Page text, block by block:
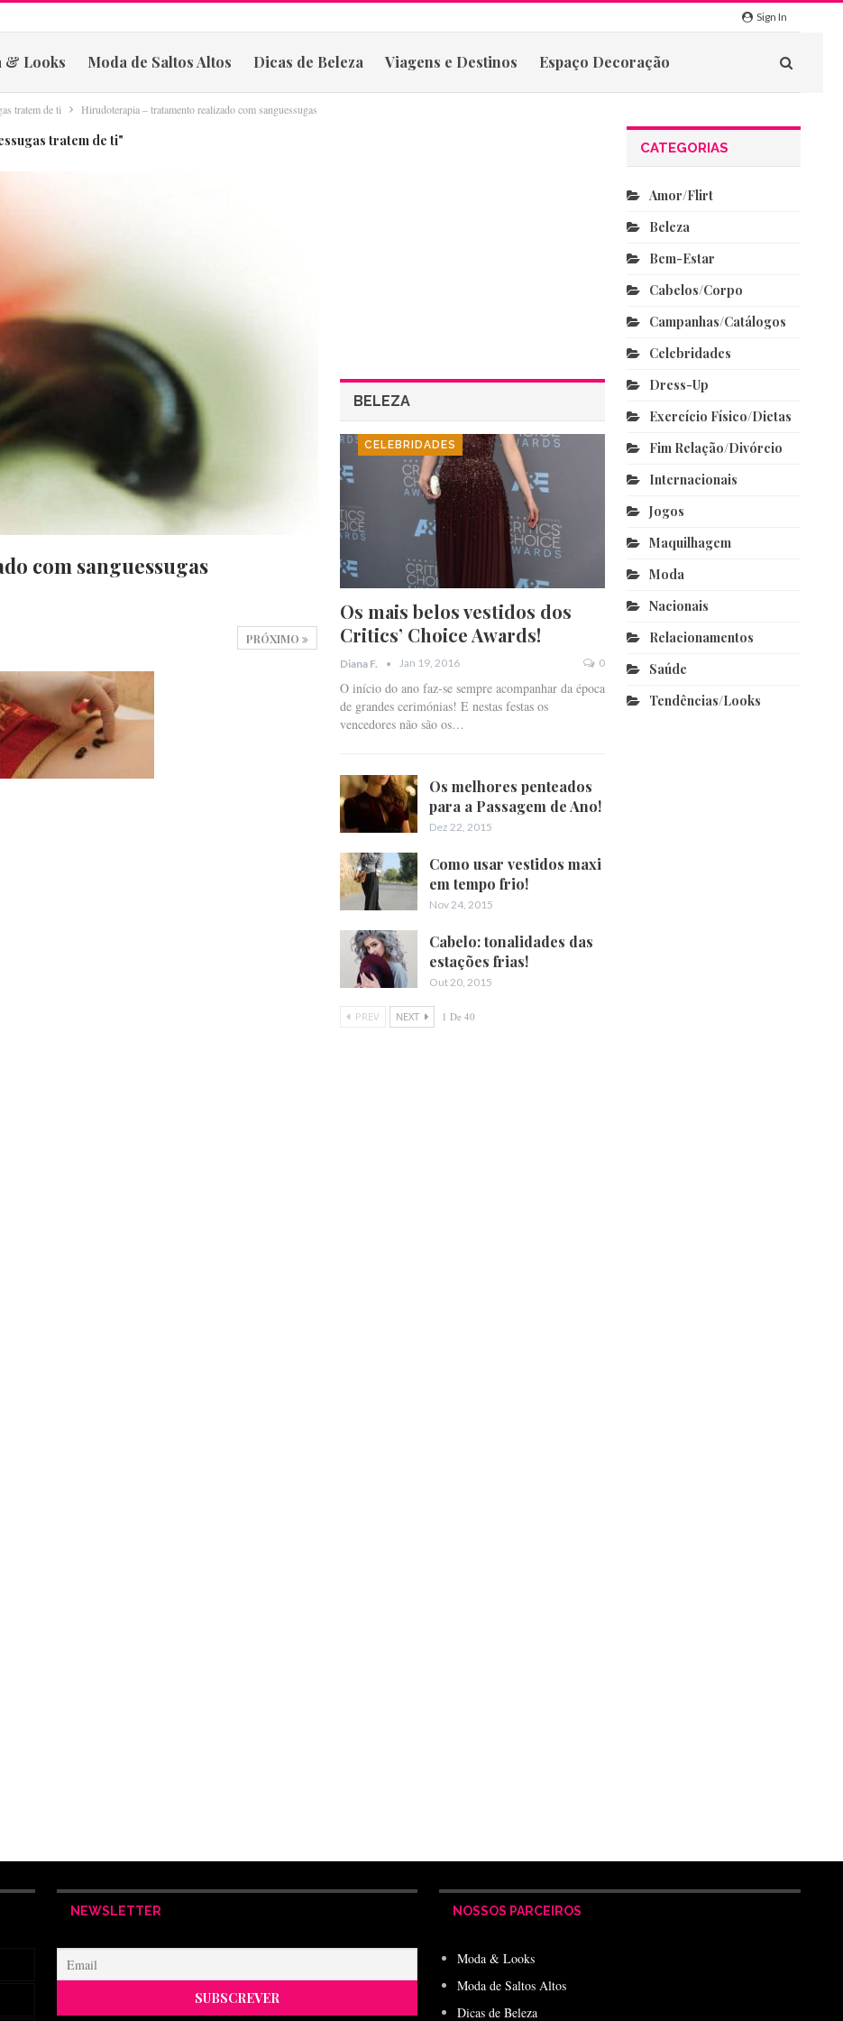
Sign In
& Looks Moda de Saltos Altos Dicas de Beleza Viagens e Destinos Espaço Decoração
tratem de ti Hirudoterapia – tratamento realizado com sanguessugas
tratem de ti"
com sanguessugas
PRÓXIMO
BELEZA
CELEBRIDADES
Os mais belos vestidos dos
Critics’ Choice Awards!
Diana F. Jan 19, 2016 0
O início do ano faz-se sempre acompanhar da época
de grandes cerimónias! E nestas festas os
vencedores não são os…
Os melhores penteados
para a Passagem de Ano!
Dez 22, 2015
Como usar vestidos maxi
em tempo frio!
Nov 24, 2015
Cabelo: tonalidades das
estações frias!
Out 20, 2015
PREV NEXT 1 De 40
CATEGORIAS
Amor/flirt
Beleza
Bem-Estar
Cabelos/corpo
Campanhas/catálogos
Celebridades
Dress-Up
Exercício Físico/dietas
Fim Relação/divórcio
Internacionais
Jogos
Maquilhagem
Moda
Nacionais
Relacionamentos
Saúde
Tendências/looks
NEWSLETTER NOSSOS PARCEIROS
Moda & Looks
Moda de Saltos Altos
Dicas de Beleza